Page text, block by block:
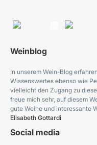
Weinblog
In unserem Wein-Blog
Wissenswertes ebenso wie
vielleicht den Zugang zu
freue mich sehr, auf diesem
gute Weine und interessante
Elisabeth Gottardi
Social media